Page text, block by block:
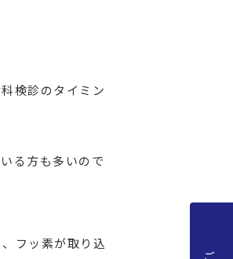
検診のタイミン
る方も多いので
フッ素が取り込